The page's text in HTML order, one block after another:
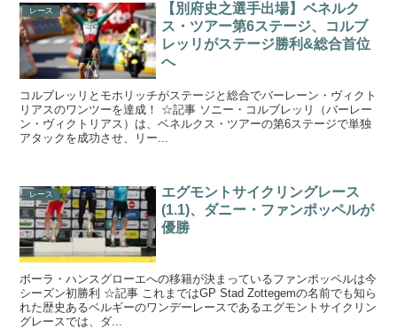
レース
【別府史之選手出場】ベネルク
ス・ツアー第6ステージ、コルブ
レッリがステージ勝利&総合首位
へ
コルブレッリとモホリッチがステージと総合でバーレーン・ヴィクト
リアスのワンツーを達成！ ☆記事 ソニー・コルブレッリ（バーレー
ン・ヴィクトリアス）は、ベネルクス・ツアーの第6ステージで単独
アタックを成功させ、リー...
レース
エグモントサイクリングレース
(1.1)、ダニー・ファンポッペルが
優勝
ボーラ・ハンスグローエへの移籍が決まっているファンポッペルは今
シーズン初勝利 ☆記事 これまではGP Stad Zottegemの名前でも知ら
れた歴史あるベルギーのワンデーレースであるエグモントサイクリン
グレースでは、ダ...